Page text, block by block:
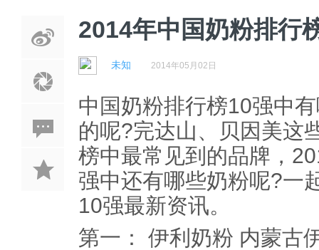
2014年中国奶粉排行
未知 2014年05月02日
中国奶粉排行榜10强中
的呢?完达山、贝因美这
榜中最常见到的品牌，
强中还有哪些奶粉呢?一
10强最新资讯。
第一： 伊利奶粉 内蒙古